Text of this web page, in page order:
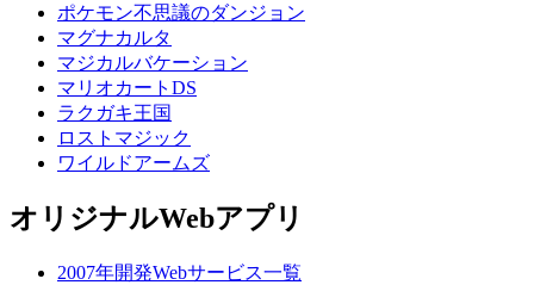
ポケモン不思議のダンジョン
マグナカルタ
マジカルバケーション
マリオカートDS
ラクガキ王国
ロストマジック
ワイルドアームズ
オリジナルWebアプリ
2007年開発Webサービス一覧